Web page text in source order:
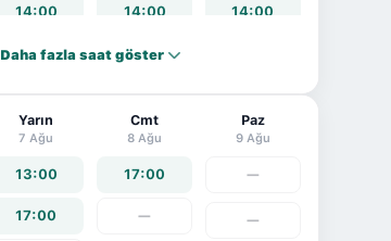
14:00
16:00
14:00
15:00
16:00
14:00
16:00
Daha fazla saat göster
Yarın
7 Ağu
13:00
17:00
Cmt
8 Ağu
17:00
—
Paz
9 Ağu
—
—